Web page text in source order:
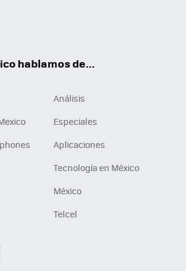
hablamos de...
Análisis
Especiales
Aplicaciones
Tecnología en México
México
Telcel